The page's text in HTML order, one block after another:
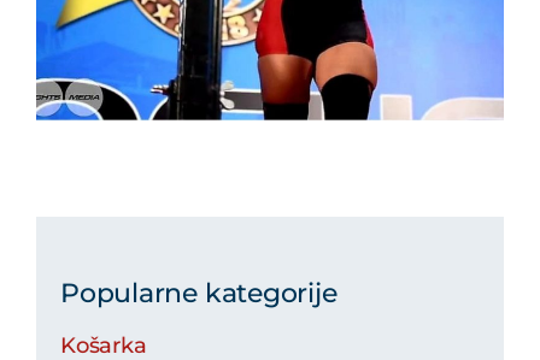
Popularne kategorije
Košarka